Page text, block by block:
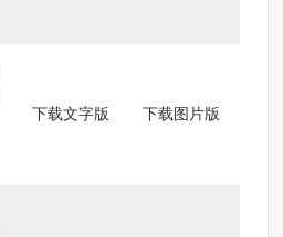
下载文字版 下载图片版